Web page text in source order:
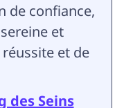
de confiance,
et
et de
des Seins